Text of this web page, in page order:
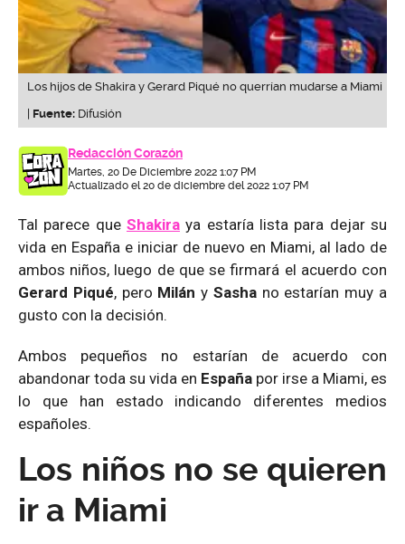
Los hijos de Shakira y Gerard Piqué no querrían mudarse a Miami
Fuente: Difusión
Redacción Corazón
Martes, 20 De Diciembre 2022 1:07 PM
Actualizado el 20 de diciembre del 2022 1:07 PM
Tal parece que Shakira ya estaría lista para dejar su
vida en España e iniciar de nuevo en Miami, al lado de
ambos niños, luego de que se firmará el acuerdo con
Gerard Piqué, pero Milán y Sashano estarían muy a
gusto con la decisión.
Ambos pequeños no estarían de acuerdo con
abandonar toda su vida en España por irse a Miami, es
lo que han estado indicando diferentes medios
españoles.
Los niños no se quieren
ir a Miami